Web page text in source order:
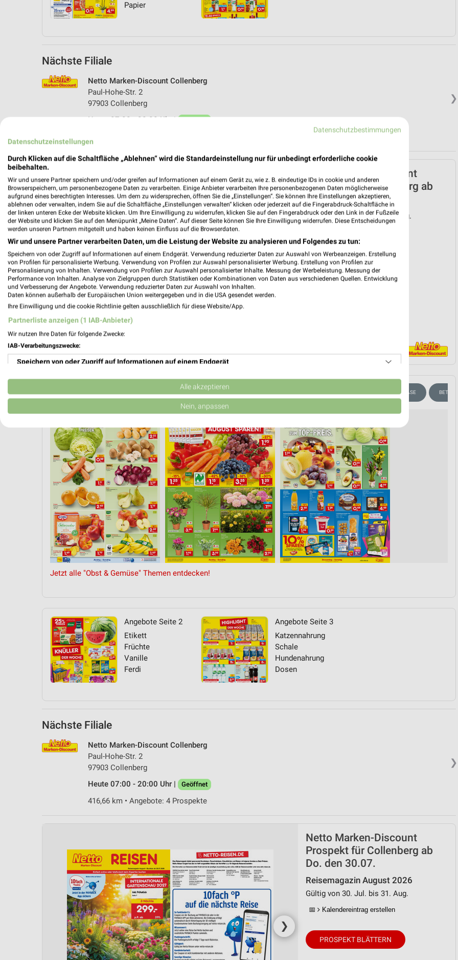
Papier
Nächste Filiale
❯
Netto Marken-Discount Collenberg
Paul-Hohe-Str. 2
97903 Collenberg
Heute 07:00 - 20:00 Uhr | Geöffnet
❯
Netto Marken-Discount
Prospekt für Collenberg ab
Mo. den 03.08.
Gültig von 03. Aug. bis 08. Aug.
PROSPEKT BLÄTTERN
& WURST KÄSE
Jetzt alle "Obst & Gemüse" Themen entdecken!
Angebote Seite 2
Etikett
Früchte
Vanille
Ferdi
Angebote Seite 3
Katzennahrung
Schale
Hundenahrung
Dosen
Nächste Filiale
❯
Netto Marken-Discount Collenberg
Paul-Hohe-Str. 2
97903 Collenberg
Heute 07:00 - 20:00 Uhr |
Geöffnet
416,66 km • Angebote: 4 Prospekte
❯
Netto Marken-Discount
Prospekt für Collenberg ab
Do. den 30.07.
Reisemagazin August 2026
Gültig von 30. Jul. bis 31. Aug.
📅 Kalendereintrag erstellen
PROSPEKT BLÄTTERN
Datenschutzbestimmungen
Datenschutzeinstellungen
Durch Klicken auf die Schaltfläche „Ablehnen“ wird die Standardeinstellung nur für unbedingt erforderliche cookie
beibehalten.
Wir und unsere Partner speichern und/oder greifen auf Informationen auf einem Gerät zu, wie z. B. eindeutige IDs in cookie und anderen
Browserspeichern, um personenbezogene Daten zu verarbeiten. Einige Anbieter verarbeiten Ihre personenbezogenen Daten möglicherweise
aufgrund eines berechtigten Interesses. Um dem zu widersprechen, öffnen Sie die „Einstellungen“. Sie können Ihre Einstellungen akzeptieren,
ablehnen oder verwalten, indem Sie auf die Schaltfläche „Einstellungen verwalten“ klicken oder jederzeit auf die Fingerabdruck-Schaltfläche in
der linken unteren Ecke der Website klicken. Um Ihre Einwilligung zu widerrufen, klicken Sie auf den Fingerabdruck oder den Link in der Fußzeile
der Website und klicken Sie auf den Menüpunkt „Meine Daten“. Auf dieser Seite können Sie Ihre Einwilligung widerrufen. Diese Entscheidungen
werden unseren Partnern mitgeteilt und haben keinen Einfluss auf die Browserdaten.
Wir und unsere Partner verarbeiten Daten, um die Leistung der Website zu analysieren und Folgendes zu tun:
Speichern von oder Zugriff auf Informationen auf einem Endgerät. Verwendung reduzierter Daten zur Auswahl von Werbeanzeigen. Erstellung
von Profilen für personalisierte Werbung. Verwendung von Profilen zur Auswahl personalisierter Werbung. Erstellung von Profilen zur
Personalisierung von Inhalten. Verwendung von Profilen zur Auswahl personalisierter Inhalte. Messung der Werbeleistung. Messung der
Performance von Inhalten. Analyse von Zielgruppen durch Statistiken oder Kombinationen von Daten aus verschiedenen Quellen. Entwicklung
und Verbesserung der Angebote. Verwendung reduzierter Daten zur Auswahl von Inhalten.
Daten können außerhalb der Europäischen Union weitergegeben und in die USA gesendet werden.
Ihre Einwilligung und die cookie Richtlinie gelten ausschließlich für diese Website/App.
Partnerliste anzeigen (1 IAB-Anbieter)
Wir nutzen Ihre Daten für folgende Zwecke:
IAB-Verarbeitungszwecke:
Speichern von oder Zugriff auf Informationen auf einem Endgerät
Verwendung reduzierter Daten zur Auswahl von Werbeanzeigen
Erstellung von Profilen für personalisierte Werbung
Erstellung von Profilen zur Personalisierung von Inhalten
Verwendung von Profilen zur Auswahl personalisierter Inhalte
Messung der Werbeleistung
Messung der Performance von Inhalten
Analyse von Zielgruppen durch Statistiken oder Kombinationen von Daten aus verschiedenen
Entwicklung und Verbesserung der Angebote
Geräte anhand von aktiv angeforderten Informationen identifizieren
Nicht-IAB-Verarbeitungszwecke:
Notwendig
Werbung
Alle akzeptieren
Nein, anpassen